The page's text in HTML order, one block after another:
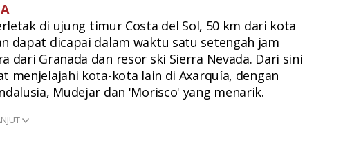
di ujung timur Costa del Sol, 50 km dari kota
dapat dicapai dalam waktu satu setengah jam
dari Granada dan resor ski Sierra Nevada. Dari sini
menjelajahi kota-kota lain di Axarquía, dengan
Mudejar dan 'Morisco' yang menarik.